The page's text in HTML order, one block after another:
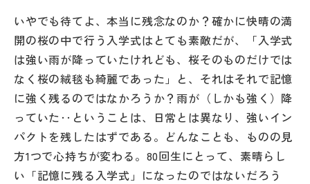
サイトマップ
運営会社
いやでも待てよ、本当に残念なのか？確かに快晴の満
開の桜の中で行う入学式はとても素敵だが、「入学式
は強い雨が降っていたけれども、桜そのものだけでは
なく桜の絨毯も綺麗であった」と、それはそれで記憶
に強く残るのではなかろうか？雨が（しかも強く）降
っていた‥ということは、日常とは異なり、強いイン
パクトを残したはずである。どんなことも、ものの見
方1つで心持ちが変わる。80回生にとって、素晴らし
い「記憶に残る入学式」になったのではないだろう